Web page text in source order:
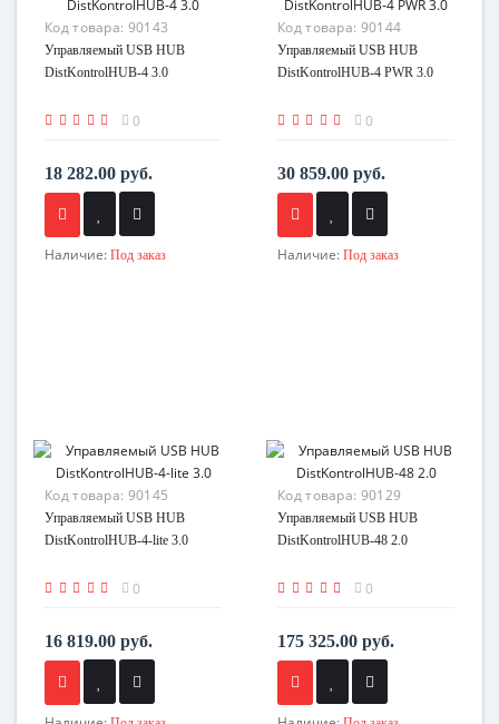
Код товара: 90143
Управляемый USB HUB
DistKontrolHUB-4 3.0
0
18 282.00 руб.
Наличие: Под заказ
Код товара: 90144
Управляемый USB HUB
DistKontrolHUB-4 PWR 3.0
0
30 859.00 руб.
Наличие: Под заказ
Код товара: 90145
Управляемый USB HUB
DistKontrolHUB-4-lite 3.0
0
16 819.00 руб.
Код товара: 90129
Управляемый USB HUB
DistKontrolHUB-48 2.0
0
175 325.00 руб.